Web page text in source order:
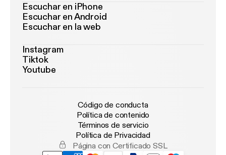
Escuchar en iPhone
Escuchar en Android
Escuchar en la web
Instagram
Tiktok
Youtube
Código de conducta
Política de contenido
Términos de servicio
Política de Privacidad
Página con Certificado SSL